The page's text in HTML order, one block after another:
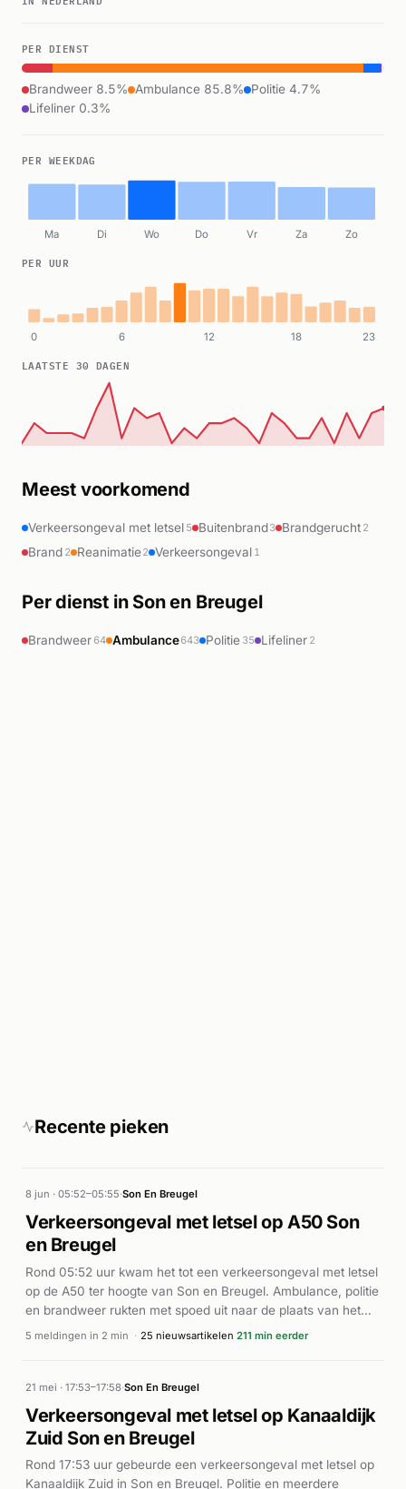
PER DIENST
Brandweer 8.5% Ambulance 85.8%
Politie 4.7%
Lifeliner 0.3%
PER WEEKDAG
Ma Di Wo Do Vr Za Zo
PER UUR
0 6 12 18 23
LAATSTE 30 DAGEN
Meest voorkomend
Verkeersongeval met letsel 5 Buitenbrand3 Brandgerucht 2
Brand 2 Reanimatie2 Verkeersongeval 1
Per dienst in Son en Breugel
Brandweer 64 Ambulance643 Politie 35 Lifeliner 2
Recente pieken
8 jun · 05:52–05:55·Son En Breugel
Verkeersongeval met letsel op A50 Son
en Breugel
Rond 05:52 uur kwam het tot een verkeersongeval met letsel
op de A50 ter hoogte van Son en Breugel. Ambulance, politie
en brandweer rukten met spoed uit naar de plaats van het
incident. Volgens de berichtgeving van Eindhovens Dagblad
ongeval en het aantal gewonden zijn niet nader
gespecificeerd in de beschikbare bronnen. De weg werd
naar verwachting tijdelijk geblokkeerd voor onderzoeks- en
bergingswerkzaamheden.
5 meldingen in 2 min · 25 nieuwsartikelen 211 min eerder
21 mei · 17:53–17:58·Son En Breugel
Verkeersongeval met letsel op Kanaaldijk
Zuid Son en Breugel
Rond 17:53 uur gebeurde een verkeersongeval met letsel op
Kanaaldijk Zuid in Son en Breugel. Politie en meerdere